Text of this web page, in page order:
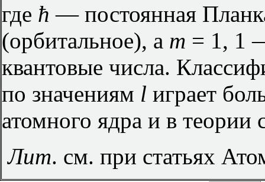
где ћ — постоянная
(орбитальное), а m = 1, 1
квантовые числа.
по значениям l играет
атомного ядра и в теории
Лит. см. при статьях